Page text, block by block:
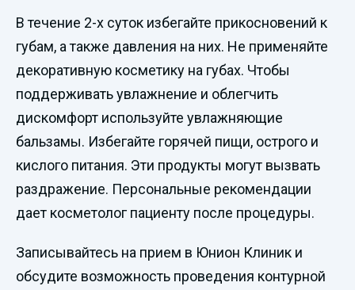
В течение 2-х суток избегайте прикосновений к
губам, а также давления на них. Не применяйте
декоративную косметику на губах. Чтобы
поддерживать увлажнение и облегчить
дискомфорт используйте увлажняющие
бальзамы. Избегайте горячей пищи, острого и
кислого питания. Эти продукты могут вызвать
раздражение. Персональные рекомендации
дает косметолог пациенту после процедуры.
Записывайтесь на прием в Юнион Клиник и
обсудите возможность проведения контурной